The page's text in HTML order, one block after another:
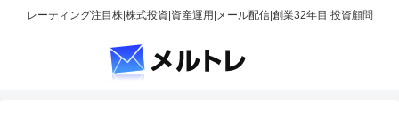
レーティング注目株|株式投資|資産運用|メール配信|創業32年目 投資顧問